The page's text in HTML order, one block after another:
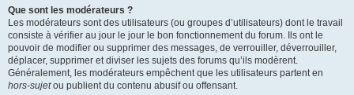
Que sont les modérateurs ?
Les modérateurs sont des utilisateurs (ou groupes d’utilisateurs) dont le travail
consiste à vérifier au jour le jour le bon fonctionnement du forum. Ils ont le
pouvoir de modifier ou supprimer des messages, de verrouiller, déverrouiller,
déplacer, supprimer et diviser les sujets des forums qu’ils modèrent.
Généralement, les modérateurs empêchent que les utilisateurs partent en
hors-sujetou publient du contenu abusif ou offensant.